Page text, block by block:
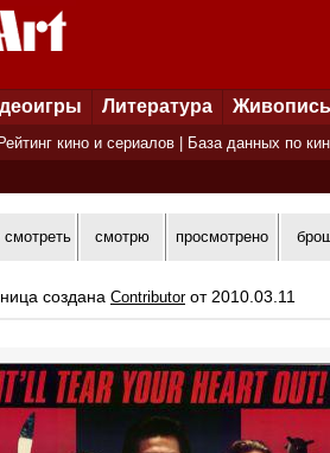
Литература Живопись
Рейтинг кино и сериалов База данных по
смотреть смотрю просмотрено
создана Contributorот 2010.03.11